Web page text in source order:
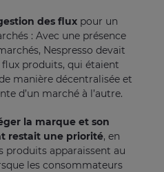
des fluxpour un
: Avec une présence
Nespresso devait
produits, qui étaient
manière décentralisée et
d’un marché à l’autre.
la marque et son
restait une priorité, en
produits apparaissent au
les consommateurs